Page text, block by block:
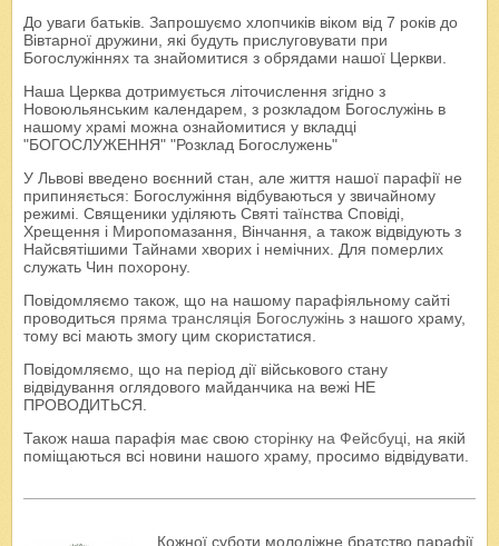
До уваги батьків. Запрошуємо хлопчиків віком від 7 років до
Вівтарної дружини, які будуть прислуговувати при
Богослужіннях та знайомитися з обрядами нашої Церкви.
Наша Церква дотримується літочислення згідно з
Новоюльянським календарем, з розкладом Богослужінь в
нашому храмі можна ознайомитися у вкладці
"БОГОСЛУЖЕННЯ" "Розклад Богослужень"
У Львові введено воєнний стан, але життя нашої парафії не
припиняється: Богослужіння відбуваються у звичайному
режимі. Священики уділяють Святі таїнства Сповіді,
Хрещення і Миропомазання, Вінчання, а також відвідують з
Найсвятішими Тайнами хворих і немічних. Для померлих
служать Чин похорону.
Повідомляємо також, що на нашому парафіяльному сайті
проводиться пряма трансляція Богослужінь з нашого храму,
тому всі мають змогу цим скористатися.
Повідомляємо, що на період дії військового стану
відвідування оглядового майданчика на вежі НЕ
ПРОВОДИТЬСЯ.
Також наша парафія має свою сторінку на Фейсбуці, на якій
поміщаються всі новини нашого храму, просимо відвідувати.
Кожної суботи молодіжне братство парафії